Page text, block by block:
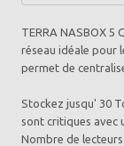
TERRA NASBOX 5
réseau idéale pour
permet de
Stockez jusqu' 30
sont critiques avec
Nombre de